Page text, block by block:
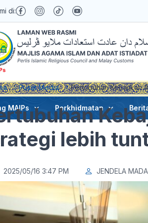
di:
MAIPs Perkhidmatan
Pusat Media Pertubuhan Kebajikan
lebih
2025/05/16 3:47 PM JENDELA